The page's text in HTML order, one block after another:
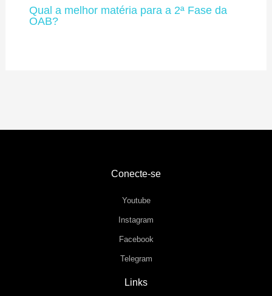
Qual a melhor matéria para a 2ª Fase da
OAB?
Conecte-se
Youtube
Instagram
Facebook
Telegram
Links